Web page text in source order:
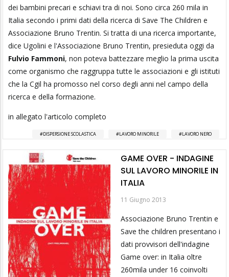
dei bambini precari e schiavi tra di noi. Sono circa 260 mila in
Italia secondo i primi dati della ricerca di Save The Children e
Associazione Bruno Trentin. Si tratta di una ricerca importante,
dice Ugolini e l'Associazione Bruno Trentin, presieduta oggi da
Fulvio Fammoni, non poteva battezzare meglio la prima uscita
come organismo che raggruppa tutte le associazioni e gli istituti
che la Cgil ha promosso nel corso degli anni nel campo della
ricerca e della formazione.
in allegato l'articolo completo
DISPERSIONE SCOLASTICA LAVORO MINORILE LAVORO NERO
GAME OVER - INDAGINE
SUL LAVORO MINORILE IN
ITALIA
11 Giugno 2013
Associazione Bruno Trentin e
Save the children presentano i
dati provvisori dell'indagine
Game over: in Italia oltre
260mila under 16 coinvolti